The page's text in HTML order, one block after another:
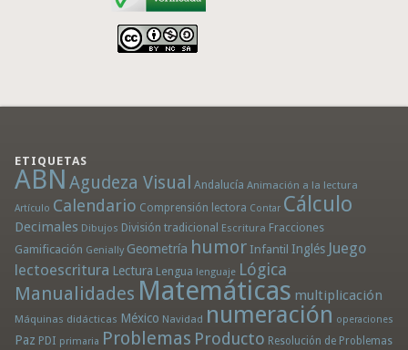
ETIQUETAS
ABN Agudeza Visual Andalucía Animación a la lectura
Artículo Calendario Comprensión lectora Contar Cálculo
Decimales Dibujos División tradicional Escritura Fracciones
Gamificación Genially Geometría humor Infantil Inglés Juego
lectoescritura Lectura Lengua lenguaje Lógica
Manualidades Matemáticas multiplicación
Máquinas didácticas México Navidad numeración operaciones
Paz PDI primaria Problemas Producto Resolución de Problemas